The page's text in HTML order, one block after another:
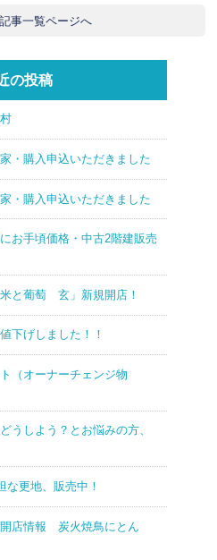
事一覧ページへ
の投稿
・購入申込いただきました
・購入申込いただきました
お手頃価格・中古2階建販売
と葡萄 玄」新規開店！
下げしました！！
（オーナーチェンジ物
うしよう？とお悩みの方、
な更地、販売中！
店情報 炭火焼鳥にとん